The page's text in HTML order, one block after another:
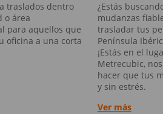
traslados dentro
o área
para aquellos que
oficina a una corta
¿Estás
mudanzas
trasladar tus
Península
¡Estás en el
Metrecubic,
hacer que tus
y sin estrés.
Ver más